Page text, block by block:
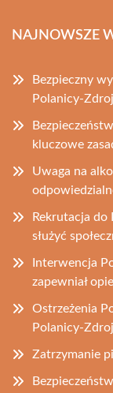
NAJNOWSZE
Bezpieczny
Polanicy-
kluczowe
Uwaga na
Rekrutacja do
służyć
Interwencja
zapewniał
Ostrzeżenia
Polanicy-
Zatrzymanie